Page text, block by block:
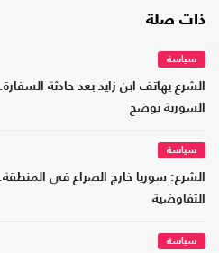
ذات صلة
سياسة
الشرع يهاتف ابن زايد بعد حادثة
السورية توضح
سياسة
الشرع: سوريا خارج الصراع في
التفاوضية
سياسة